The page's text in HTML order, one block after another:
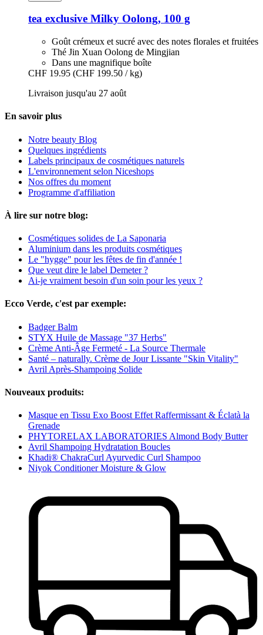
tea exclusive Milky Oolong, 100 g
Goût crémeux et sucré avec des notes florales et fruitées
Thé Jin Xuan Oolong de Mingjian
Dans une magnifique boîte
CHF 19.95 (CHF 199.50 / kg)
Livraison jusqu'au 27 août
En savoir plus
Notre beauty Blog
Quelques ingrédients
Labels principaux de cosmétiques naturels
L'environnement selon Niceshops
Nos offres du moment
Programme d'affiliation
À lire sur notre blog:
Cosmétiques solides de La Saponaria
Aluminium dans les produits cosmétiques
Le "hygge" pour les fêtes de fin d'année !
Que veut dire le label Demeter ?
Ai-je vraiment besoin d'un soin pour les yeux ?
Ecco Verde, c'est par exemple:
Badger Balm
STYX Huile de Massage "37 Herbs"
Crème Anti-Âge Fermeté - La Source Thermale
Santé – naturally. Crème de Jour Lissante "Skin Vitality"
Avril Après-Shampoing Solide
Nouveaux produits:
Masque en Tissu Exo Boost Effet Raffermissant & Éclatà la
Grenade
PHYTORELAX LABORATORIES Almond Body Butter
Avril Shampoing Hydratation Boucles
Khadi® ChakraCurl Ayurvedic Curl Shampoo
Niyok Conditioner Moisture & Glow